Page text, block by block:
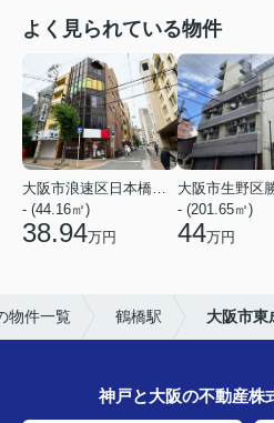
よく見られている物件
大阪市浪速区日本橋３丁目
- (44.16㎡)
38.94万円
- (201.65㎡)
44万円
物件一覧 鶴橋駅 大阪市東
神戸と大阪の不動産